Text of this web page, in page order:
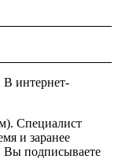
интернет-
Специалист
и заранее
Вы подписываете